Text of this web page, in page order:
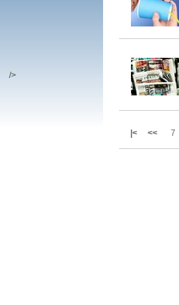
|< << 7
/>